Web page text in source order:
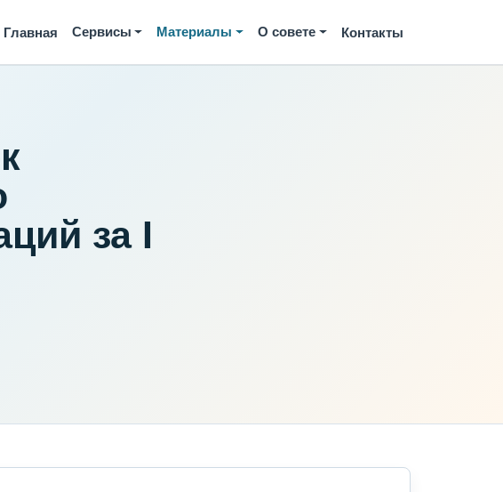
Главная Сервисы Материалы О совете Контакты
за I